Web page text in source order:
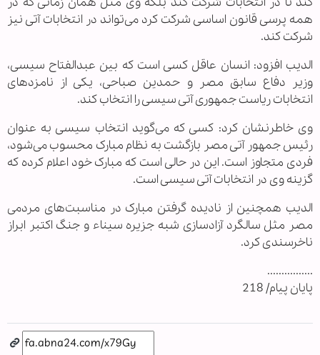
همه پرسی قانون اساسی شرکت کرد می‌تواند در انتخابات آتی نیز
شرکت کند.
الدیب افزود: انسان عاقل کسی است که بین عبدالفتاح سیسی،
وزیر دفاع سابق مصر و حمدین صباحی، یکی از نامزدهای
انتخابات ریاست جمهوری آتی سیسی را انتخاب کند.
وی خاطرنشان کرد: کسی که می‌گوید انتخاب سیسی به عنوان
رئیس جمهور آتی مصر بازگشت به نظام مبارک محسوب می‌شود،
فردی متجاوز است. این در حالی است که مبارک خود اعلام کرده که
گزینه وی در انتخابات آتی سیسی است.
الدیب همچنین از نادیده گرفتن مبارک در مناسبت‌های مردمی
مصر مثل سالگرد آزادسازی شبه جزیره سیناء و جنگ اکتبر ابراز
ناخرسندی کرد.
................
پایان پیام/ 218